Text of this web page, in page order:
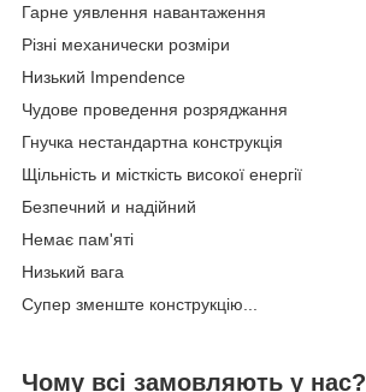
Гарне уявлення навантаження
Різні механически розміри
Низький Impendence
Чудове проведення розряджання
Гнучка нестандартна конструкція
Щільність и місткість високої енергії
Безпечний и надійний
Немає пам'яті
Низький вага
Супер зменште конструкцію...
Чому всі замовляють у нас?